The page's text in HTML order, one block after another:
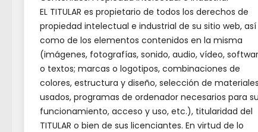
EL TITULAR es propietario de todos los derechos de
propiedad intelectual e industrial de su sitio web, así
como de los elementos contenidos en la misma
(imágenes, fotografías, sonido, audio, vídeo,
o textos; marcas o logotipos, combinaciones de
colores, estructura y diseño, selección de materiales
usados, programas de ordenador necesarios para su
funcionamiento, acceso y uso, etc.), titularidad del
TITULAR o bien de sus licenciantes. En virtud de lo
La
la
se